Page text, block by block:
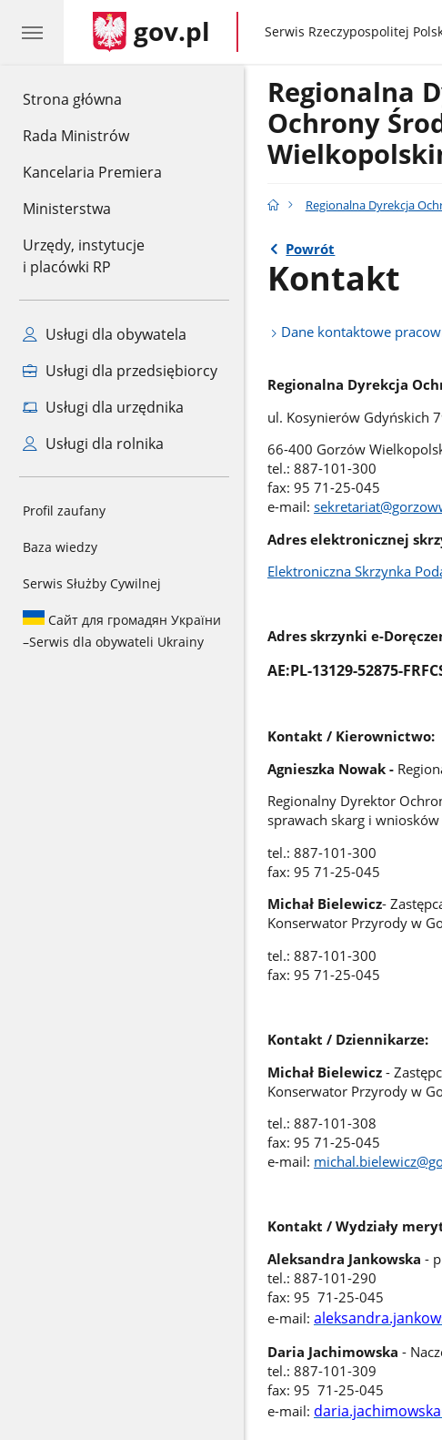
Strona główna
Rada Ministrów
Kancelaria Premiera
Ministerstwa
Urzędy, instytucje
i placówki RP
Usługi dla obywatela
Usługi dla przedsiębiorcy
Usługi dla urzędnika
Usługi dla rolnika
Profil zaufany
Baza wiedzy
Serwis Służby Cywilnej
Сайт для громадян України
–Serwis dla obywateli Ukrainy
gov.pl gov.pl
Serwis Rzeczypospolitej
Regionalna
Ochrony
Regionalna Dyrekcja
Powrót
Kontakt
Dane kontaktowe
Regionalna Dyrekcja
ul. Kosynierów Gdyńskich
66-400 Gorzów
tel.: 887-101-300
fax: 95 71-25-045
e-mail:
Adres elektronicznej
Elektroniczna Skrzynka
Adres skrzynki e-
AE:PL-13129-52875-
Kontakt / Kierownictwo:
Agnieszka Nowak -
Regionalny Dyrektor
sprawach skarg i
tel.: 887-101-300
fax: 95 71-25-045
Michał Bielewicz-
Konserwator Przyrody w
tel.: 887-101-300
fax: 95 71-25-045
Kontakt / Dziennikarze:
Michał Bielewicz -
Konserwator Przyrody w
tel.: 887-101-308
fax: 95 71-25-045
e-mail:
Kontakt / Wydziały
Aleksandra Jankowska -
tel.: 887-101-290
fax: 95 71-25-045
e-mail:
Daria Jachimowska -
tel.: 887-101-309
fax: 95 71-25-045
e-mail: